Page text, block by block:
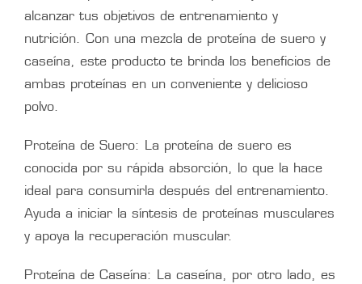
alcanzar tus objetivos de entrenamiento y
nutrición. Con una mezcla de proteína de suero y
caseína, este producto te brinda los beneficios de
ambas proteínas en un conveniente y delicioso
polvo.
Proteína de Suero: La proteína de suero es
conocida por su rápida absorción, lo que la hace
ideal para consumirla después del entrenamiento.
Ayuda a iniciar la síntesis de proteínas musculares
y apoya la recuperación muscular.
Proteína de Caseína: La caseína, por otro lado, es